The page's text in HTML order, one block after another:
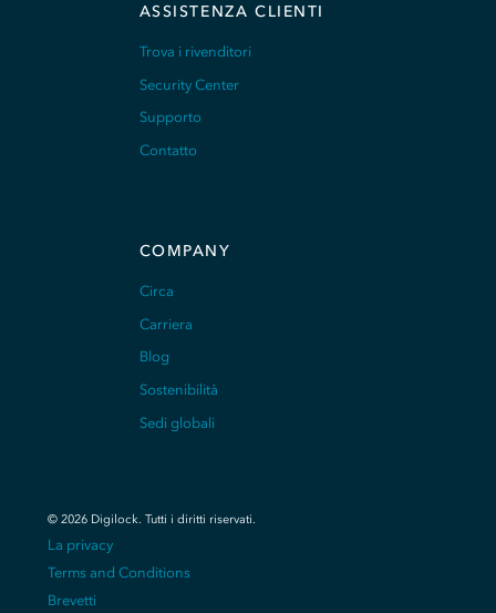
ASSISTENZA CLIENTI
Trova i rivenditori
Security Center
Supporto
Contatto
COMPANY
Circa
Carriera
Blog
Sostenibilità
Sedi globali
© 2026Digilock. Tutti i diritti riservati.
La privacy
Terms and Conditions
Brevetti